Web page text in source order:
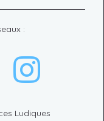
Ludiques
: